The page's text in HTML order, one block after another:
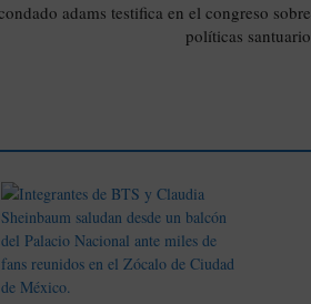
adams testifica en el congreso sobre
políticas santuario